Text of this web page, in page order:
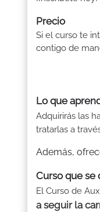
Precio
Si el curso te
contigo de
Lo que
Adquirirás las
tratarlas a
Además,
Curso que se
El Curso de
a seguir la